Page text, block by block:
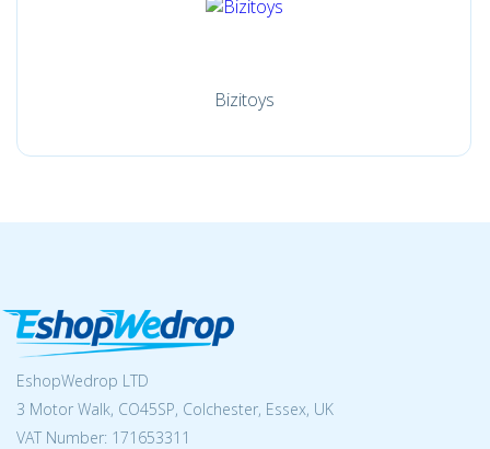
Bizitoys
EshopWedrop LTD
3 Motor Walk, CO45SP, Colchester, Essex, UK
VAT Number: 171653311